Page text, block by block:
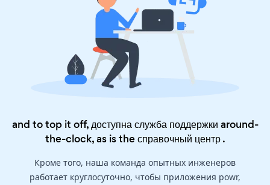
and to top it off, доступна служба поддержки around-
the-clock, as is theсправочный центр.
Кроме того, наша команда опытных инженеров
работает круглосуточно, чтобы приложения powr,